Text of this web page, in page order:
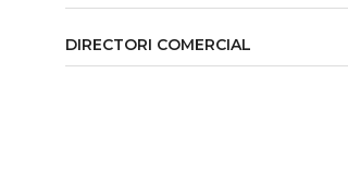
DIRECTORI COMERCIAL